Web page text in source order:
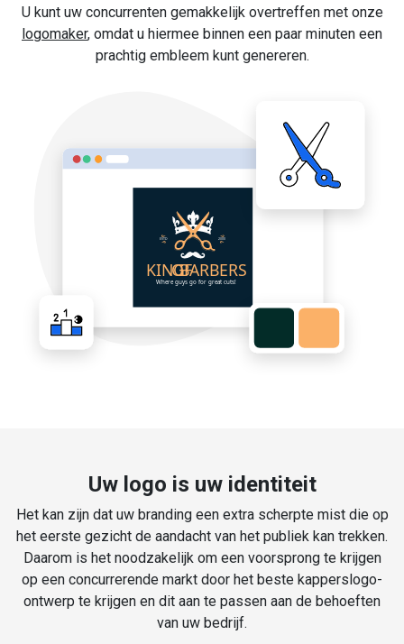
U kunt uw concurrenten gemakkelijk overtreffen met onze
logomaker, omdat u hiermee binnen een paar minuten een
prachtig embleem kunt genereren.
Uw logo is uw identiteit
Het kan zijn dat uw branding een extra scherpte mist die op
het eerste gezicht de aandacht van het publiek kan trekken.
Daarom is het noodzakelijk om een voorsprong te krijgen
op een concurrerende markt door het beste kapperslogo-
ontwerp te krijgen en dit aan te passen aan de behoeften
van uw bedrijf.